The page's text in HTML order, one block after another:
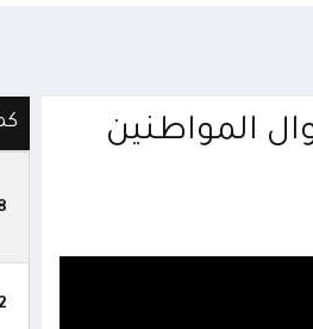
المواطنين